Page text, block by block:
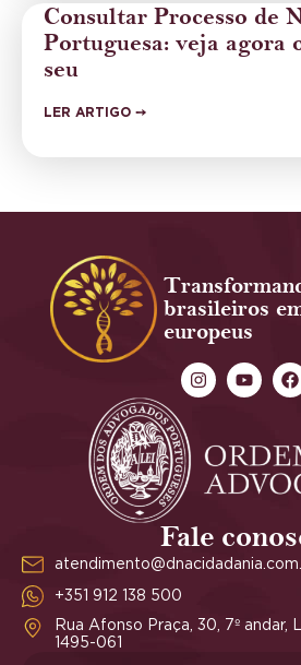
Consultar Processo de
Portuguesa: veja agora
seu
LER ARTIGO ➙
brasileiros
europeus
Fale
+351 912 138 500
Rua Afonso Praça, 30, 7º andar,
1495-061